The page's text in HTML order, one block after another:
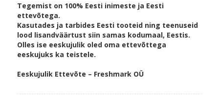
Tegemist on 100% Eesti inimeste ja Eesti
ettevõtega.
Kasutades ja tarbides Eesti tooteid ning teenuseid
lood lisandväärtust siin samas kodumaal, Eestis.
Olles ise eeskujulik oled oma ettevõttega
eeskujuks ka teistele.
Eeskujulik Ettevõte – Freshmark OÜ